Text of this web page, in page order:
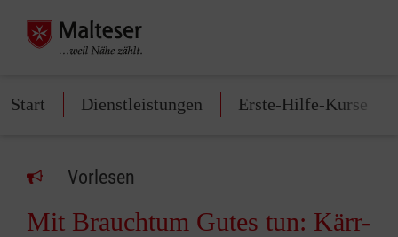
Start Dienstleistungen Erste-Hilfe-Kurse
Vorlesen
Mit Brauchtum Gutes tun: Kärr-